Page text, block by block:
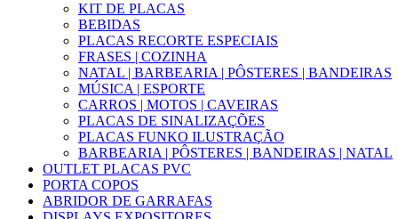
KIT DE PLACAS
BEBIDAS
PLACAS RECORTE ESPECIAIS
FRASES | COZINHA
NATAL | BARBEARIA | PÔSTERES | BANDEIRAS
MÚSICA | ESPORTE
CARROS | MOTOS | CAVEIRAS
PLACAS DE SINALIZAÇÕES
PLACAS FUNKO ILUSTRAÇÃO
BARBEARIA | PÔSTERES | BANDEIRAS | NATAL
OUTLET PLACAS PVC
PORTA COPOS
ABRIDOR DE GARRAFAS